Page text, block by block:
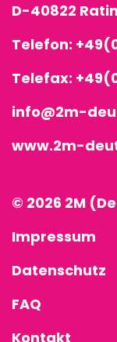
D-40822
Telefon:
Telefax:
info@2m-
www.2m-
© 2026 2M
Impressum
Datenschutz
FAQ
Kontakt